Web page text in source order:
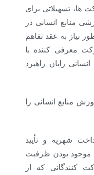
ها، تسهیلاتی برای
منابع انسانی در
نیاز به عقد تفاهم
معرفی کننده با
رایان راهبرد
منابع انسانی را
شهریه و تأیید
بودن ظرفیت
کنندگانی که از